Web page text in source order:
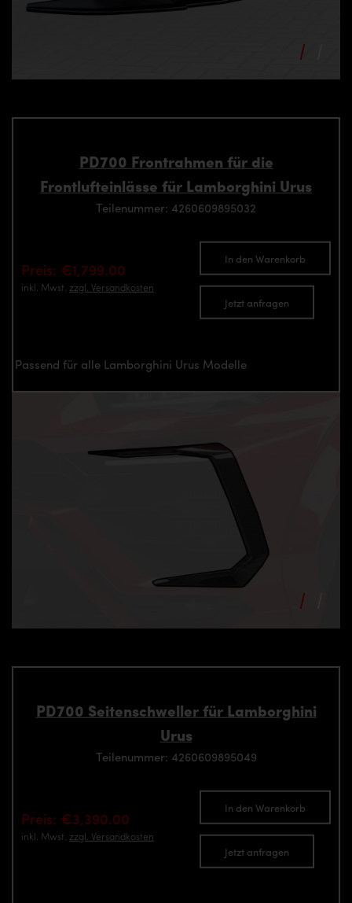
PD700 Frontrahmen für die
Frontlufteinlässe für Lamborghini Urus
Teilenummer: 4260609895032
Preis: €1,799.00
inkl. Mwst. zzgl. Versandkosten
In den Warenkorb
Jetzt anfragen
Passend für alle Lamborghini Urus Modelle
PD700 Seitenschweller für Lamborghini
Urus
Teilenummer: 4260609895049
Preis: €3,390.00
inkl. Mwst. zzgl. Versandkosten
In den Warenkorb
Jetzt anfragen